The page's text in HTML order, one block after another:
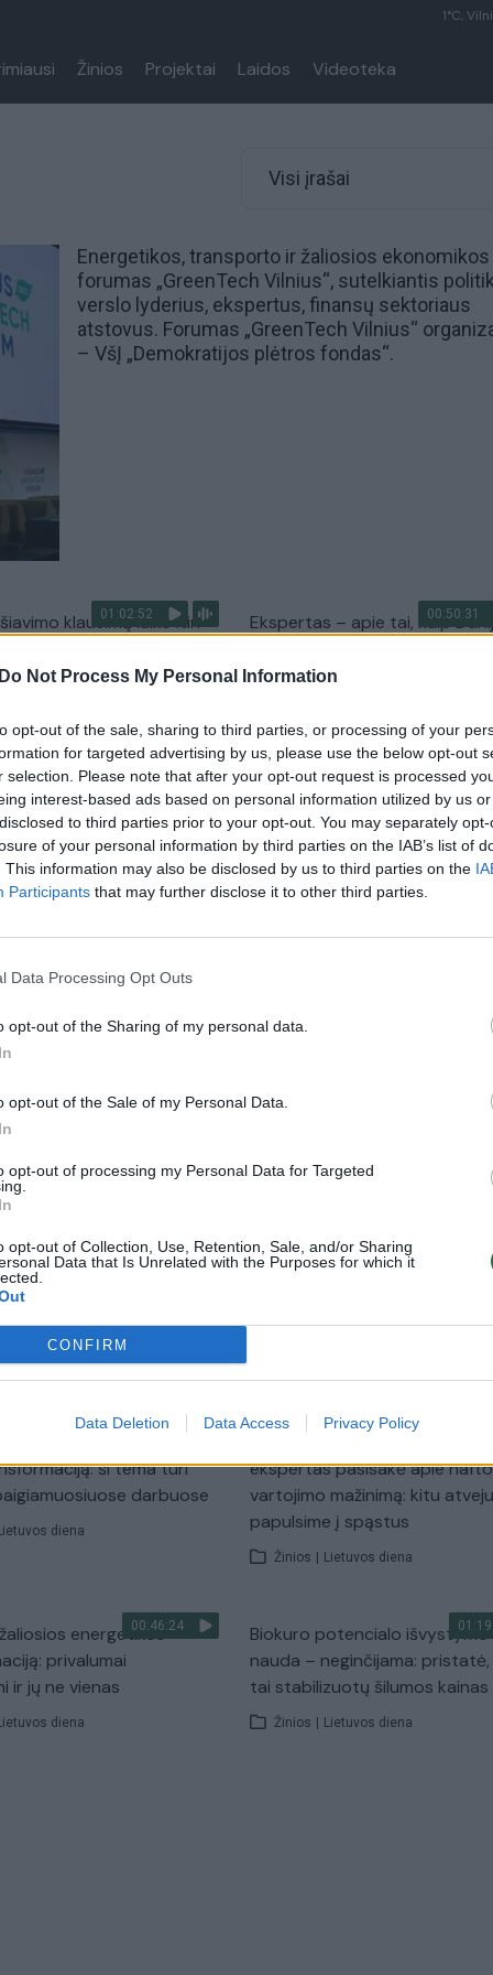
Do Not Process My Personal Information
opt-out of the sale, sharing to third parties, or processing of your
for targeted advertising by us, please use the below opt-out
selection. Please note that after your opt-out request is processed
interest-based ads based on personal information utilized by us
to third parties prior to your opt-out. You may separately
of your personal information by third parties on the IAB’s list of
This information may also be disclosed by us to third parties on the
Participants that may further disclose it to other third parties.
Data Processing Opt Outs
opt-out of the Sharing of my personal data.
opt-out of the Sale of my Personal Data.
opt-out of processing my Personal Data for Targeted
opt-out of Collection, Use, Retention, Sale, and/or Sharing
Data that Is Unrelated with the Purposes for which it
CONFIRM
Data Deletion Data Access Privacy Policy
1°C,
Žinios Projektai Laidos Videoteka
Visi įrašai
Energetikos, transporto ir žaliosios ekonomikos
forumas „GreenTech Vilnius“, sutelkiantis
verslo lyderius, ekspertus, finansų sektoriaus
atstovus. Forumas „GreenTech Vilnius“
– VšĮ „Demokratijos plėtros fondas“.
01:02:52
klausimą laiko itin
Lietuvos diena
00:50:31
Ekspertas – apie tai, kaip
atsinaujinančioje energijoje:
Žinios | Lietuvos diena
00:55:26
– apie stiprius Lietuvos
viename sektoriuje:
ambicijų
diena
„Vilniaus GreenTech forum“:
tikslai turėtų vienyti Lietuvą
žengiant žaliosios ekonomikos
transformacijos keliu?
pažanga, susijusi su
ir verslo
Lietuvos diena
„Vilniaus GreenTech forum“:
įtaką sėkminga Lietuvos žalioji
šalies verslui, valstybei ir
gerovei?
kelia klimato kaita ir
ar turime daryti, kad joms
Lietuvos diena
naftos vartojimo mažinimą
vertinti kaip Lietuvos
01:00:58
ši tema turi
darbuose
diena
ekspertas pasisakė apie
vartojimo mažinimą: kitu atveju
papulsime į spąstus
Žinios | Lietuvos diena
00:46:24
energetikos
privalumai
ir jų ne vienas
diena
Biokuro potencialo išvystymo
nauda – neginčijama: pristatė,
tai stabilizuotų šilumos kainas
Žinios | Lietuvos diena